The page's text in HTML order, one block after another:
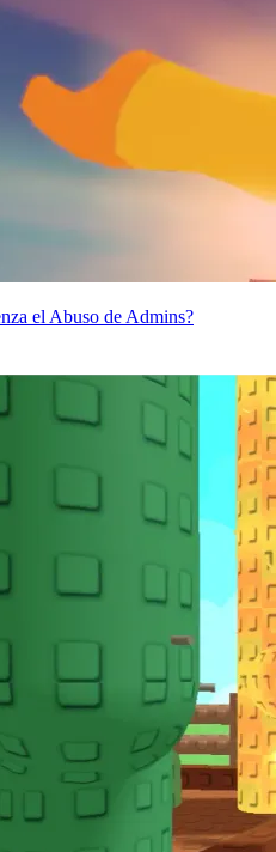
el Abuso de Admins?